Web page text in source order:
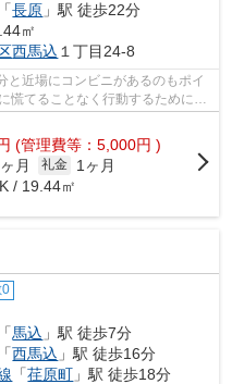
「長原 」駅 徒歩22分
㎡
西馬込 １丁目24-8
と近場にコンビニがあるのもポイ
慌てることなく行動するために駅
(管理費等：5,000円 )
月 礼金
1ヶ月
/ 19.44㎡
0
「馬込 」駅 徒歩7分
「西馬込 」駅 徒歩16分
「荏原町 」駅 徒歩18分